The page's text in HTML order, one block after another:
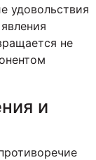
удовольствия
не
и